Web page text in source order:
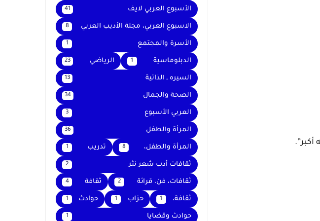
الأسبوع العربي لايف 41
الاسبوع العربي، مجلة الأديب العربي 8
الأسرة والمجتمع 1
الدبلوماسية 1 الرياضي 23
السيره ـ الذاتية 13
الصحة والجمال 34
العربي الأسبوع 3
المرأة والطفل 36
المرأة والطفل، 8 تدريب 1
ثقافات أدب شعر نثر 2
ثقافات، فن، قرائة 2 ثقافة 4
ثقافة، 1 حزاب 1 حوادث 1
حوادث وقضايا 1